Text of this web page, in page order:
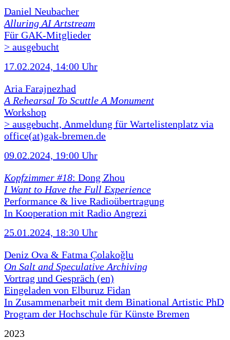
Daniel Neubacher
Alluring AI Artstream
Für GAK-Mitglieder
> ausgebucht
17.02.2024, 14:00 Uhr
Aria Farajnezhad
A Rehearsal To Scuttle A Monument
Workshop
> ausgebucht, Anmeldung für Wartelistenplatz via
office(at)gak-bremen.de
09.02.2024, 19:00 Uhr
Kopfzimmer #18: Dong Zhou
I Want to Have the Full Experience
Performance & live Radioübertragung
In Kooperation mit Radio Angrezi
25.01.2024, 18:30 Uhr
Deniz Ova & Fatma Çolakoğlu
On Salt and Speculative Archiving
Vortrag und Gespräch (en)
Eingeladen von Elburuz Fidan
In Zusammenarbeit mit dem Binational Artistic PhD
Program der Hochschule für Künste Bremen
2023